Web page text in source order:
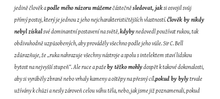
jedině člověk a podle mého názoru můžeme částečně sledovat, jak si osvojil svůj
přímý postoj, který je jednou z jeho nejcharakterističtějších vlastností. Člověk by nikdy
nebyl získal své dominantní postavení na světě, kdyby nedovedl používat rukou, tak
obdivuhodně uzpůsobených, aby prováděly všechno podle jeho vůle. Sir C. Bell
zdůrazňuje, že „ruka nahrazuje všechny nástroje a spolu s intelektem staví lidskou
bytost na nejvyšší stupeň“. Ale ruce a paže by těžko mohly dospět k takové dokonalosti,
aby si vyráběly zbraně nebo vrhaly kameny a oštěpy na přesný cíl,pokud by byly trvale
užívány k chůzi a nesly zároveň celou váhu těla, nebo, jak jsme již poznamenali, pokud